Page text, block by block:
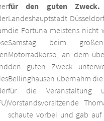
für den guten Zweck.
Landeshauptstadt
die Fortuna meistens nicht
Samstag beim großen
Motorradkorso, an dem
den guten Zweck
Bellinghausen übernahm
für die Veranstaltung
Vorstandsvorsitzende
schaute vorbei und gab